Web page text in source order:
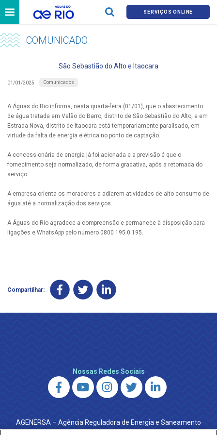
SERVIÇOS ONLINE
COMUNICADO
São Sebastião do Alto e Itaocara
01/01/2025 Comunicados
A Águas do Rio informa, nesta quarta-feira (01/01), que o abastecimento
de água tratada em Valão do Barro, distrito de São Sebastião do Alto, e em
Estrada Nova, distrito de Itaocara está temporariamente paralisado, em
virtude da falta de energia elétrica no ponto de captação.
A concessionária de energia já foi acionada e a previsão é que o
fornecimento seja normalizado, de forma gradativa, após a retomada do
serviço.
A empresa orienta os moradores a adiarem atividades de alto consumo de
água até a normalização dos serviços.
A Águas do Rio agradece a compreensão e permanece à disposição para
ligações e WhatsApp pelo número 0800 195 0 195.
Compartilhar:
Nossas Redes Sociais
AGENERSA – Agência Reguladora de Energia e Saneamento
do Estado do Rio de Janeiro